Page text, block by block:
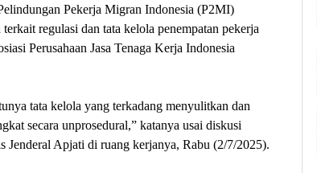
Pekerja Migran Indonesia (P2MI)
regulasi dan tata kelola penempatan pekerja
Perusahaan Jasa Tenaga Kerja Indonesia
tata kelola yang terkadang menyulitkan dan
secara unprosedural,” katanya usai diskusi
Jenderal Apjati di ruang kerjanya, Rabu (2/7/2025).